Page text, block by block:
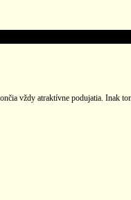
vždy atraktívne podujatia. Inak